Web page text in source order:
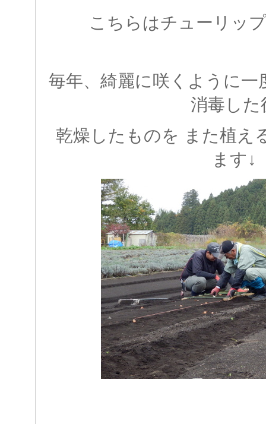
こちらはチューリッ
毎年、綺麗に咲くように一
消毒した
乾燥したものを また植え
ます↓